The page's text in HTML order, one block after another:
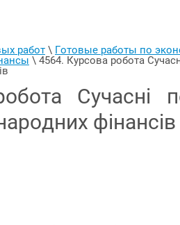
работ \ Готовые работы по
\ 4564. Курсова робота
Сучасні
фінансів